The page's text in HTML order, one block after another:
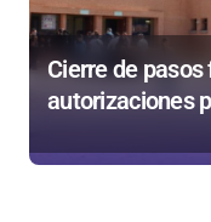
Cierre de
autorizaciones